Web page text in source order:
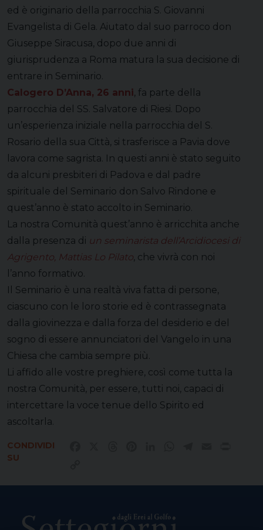
ed è originario della parrocchia S. Giovanni
Evangelista di Gela. Aiutato dal suo parroco don
Giuseppe Siracusa, dopo due anni di
giurisprudenza a Roma matura la sua decisione di
entrare in Seminario.
Calogero D’Anna, 26 anni, fa parte della
parrocchia del SS. Salvatore di Riesi. Dopo
un’esperienza iniziale nella parrocchia del S.
Rosario della sua Città, si trasferisce a Pavia dove
lavora come sagrista. In questi anni è stato seguito
da alcuni presbiteri di Padova e dal padre
spirituale del Seminario don Salvo Rindone e
quest’anno è stato accolto in Seminario.
La nostra Comunità quest’anno è arricchita anche
dalla presenza di un seminarista dell’Arcidiocesi di
Agrigento, Mattias Lo Pilato, che vivrà con noi
l’anno formativo.
Il Seminario è una realtà viva fatta di persone,
ciascuno con le loro storie ed è contrassegnata
dalla giovinezza e dalla forza del desiderio e del
sogno di essere annunciatori del Vangelo in una
Chiesa che cambia sempre più.
Li affido alle vostre preghiere, così come tutta la
nostra Comunità, per essere, tutti noi, capaci di
intercettare la voce tenue dello Spirito ed
ascoltarla.
CONDIVIDI
SU